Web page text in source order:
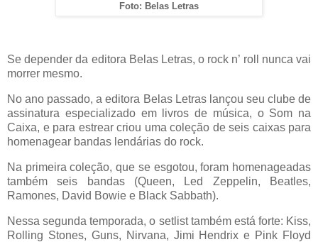
Foto: Belas Letras
Se depender da editora Belas Letras, o rock n’ roll nunca vai
morrer mesmo.
No ano passado, a editora Belas Letras lançou seu clube de
assinatura especializado em livros de música, o Som na
Caixa, e para estrear criou uma coleção de seis caixas para
homenagear bandas lendárias do rock.
Na primeira coleção, que se esgotou, foram homenageadas
também seis bandas (Queen, Led Zeppelin, Beatles,
Ramones, David Bowie e Black Sabbath).
Nessa segunda temporada, o setlist também está forte: Kiss,
Rolling Stones, Guns, Nirvana, Jimi Hendrix e Pink Floyd